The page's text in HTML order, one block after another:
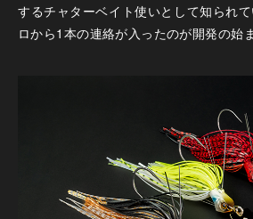
するチャターベイト使いとして知られ
ロから1本の連絡が入ったのが開発の始